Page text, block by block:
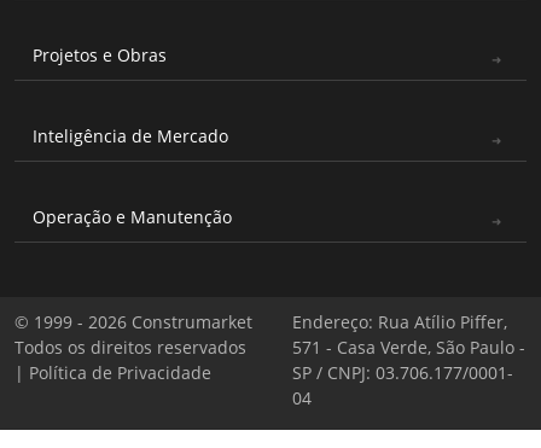
Projetos e Obras
Inteligência de Mercado
Operação e Manutenção
© 1999 - 2026 Construmarket
Todos os direitos reservados
| Política de Privacidade
Endereço: Rua Atílio Piffer,
571 - Casa Verde, São Paulo -
SP / CNPJ: 03.706.177/0001-
04